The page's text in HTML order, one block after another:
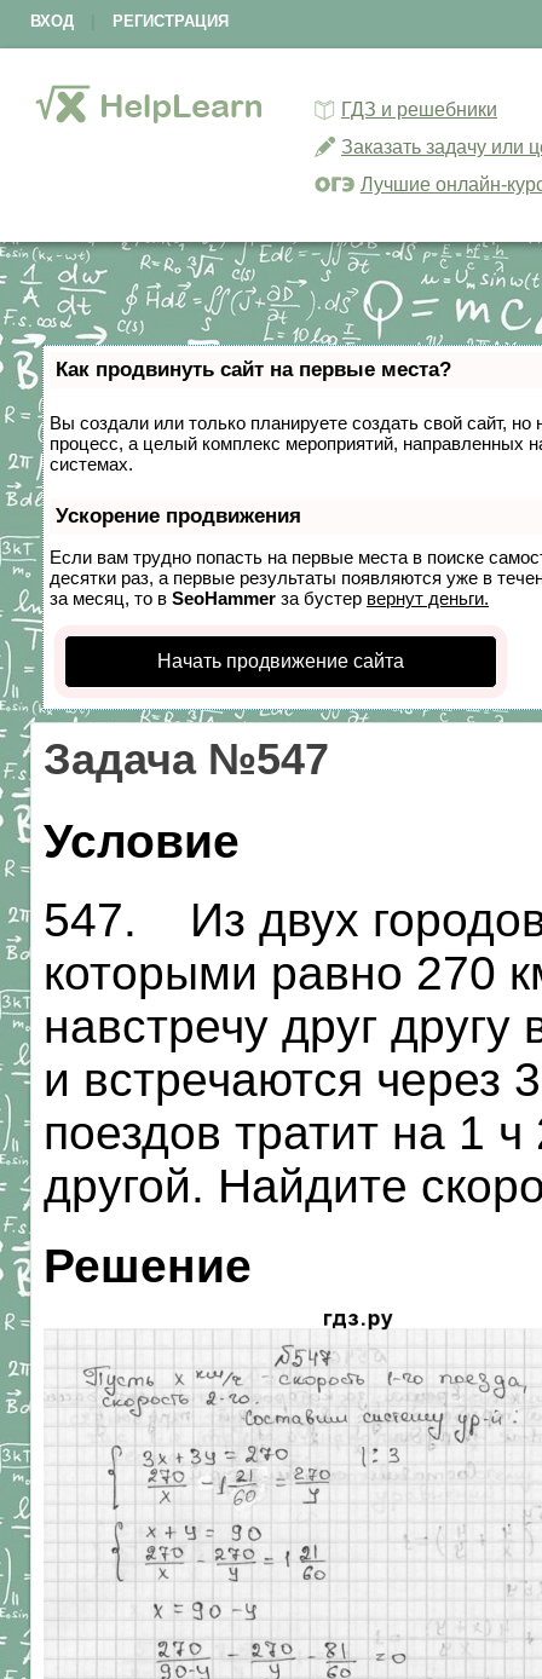
ВХОД РЕГИСТРАЦИЯ
ГДЗ и решебники
Заказать задачу или
Лучшие онлайн-
Как продвинуть сайт на первые места?
Вы создали или только планируете создать свой сайт,
процесс, а целый комплекс мероприятий, направленных
системах.
Ускорение продвижения
Если вам трудно попасть на первые места в поиске
десятки раз, а первые результаты появляются уже в
за месяц, то в SeoHammer за бустер вернут деньги.
Начать продвижение сайта
Задача №547
Условие
547. Из двух
которыми равно 270
навстречу друг
и встречаются через
поездов тратит на 1
другой. Найдите
Решение